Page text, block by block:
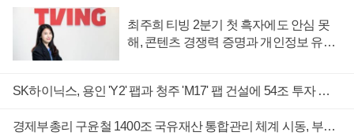
최주희 티빙 2분기 첫 흑자에도 안심 못
해, 콘텐츠 경쟁력 증명과 개인정보 유출
SK하이닉스, 용인 'Y2' 팹과 청주 'M17' 팹 건설에 54조 투자 결정
경제부총리 구윤철 1400조 국유재산 통합관리 체계 시동, 부처 칸막이 넘을 조정력 시험대